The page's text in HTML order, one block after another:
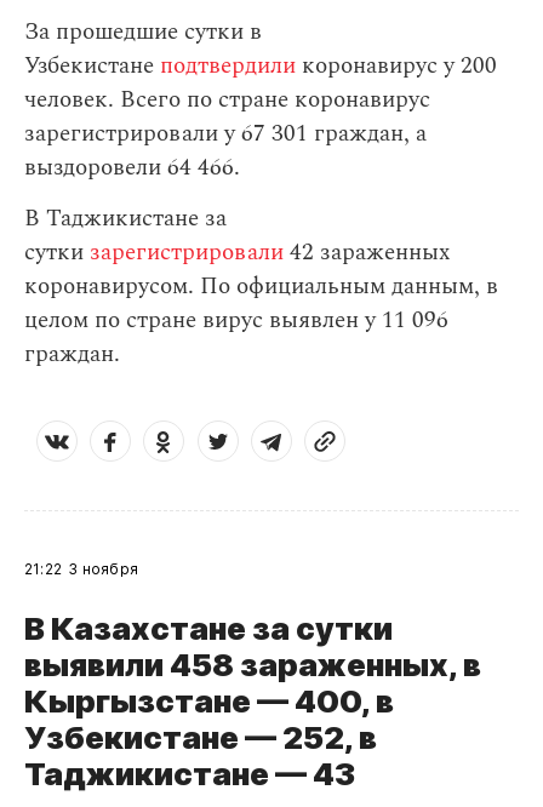
За прошедшие сутки в
Узбекистане подтвердили коронавирус у 200
человек. Всего по стране коронавирус
зарегистрировали у 67 301 граждан, а
выздоровели 64 466.
В Таджикистане за
сутки зарегистрировали42 зараженных
коронавирусом. По официальным данным, в
целом по стране вирус выявлен у 11 096
граждан.
21:22 3 ноября
В Казахстане за сутки
выявили 458 зараженных, в
Кыргызстане — 400, в
Узбекистане — 252, в
Таджикистане — 43